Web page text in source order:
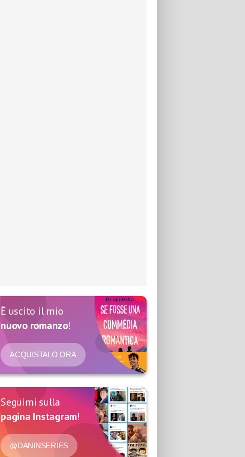
È uscito il mio
nuovo romanzo!
ACQUISTALO ORA
Seguimi sulla
pagina Instagram!
@DANINSERIES